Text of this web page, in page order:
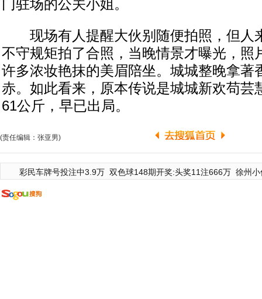
门驻场的公关小姐。
现场有人提醒大伙别随便拍照，但人
不守规矩拍了合照，当晚情景才曝光，照
许多浓妆艳抹的美眉陪坐。城城整晚拿著
赤。如此看来，原本传说是城城新欢苟芸
61公斤，早已出局。
(责任编辑：张亚男)
彩民车牌号投注中3.9万 双色球148期开奖:头奖11注666万 徐州